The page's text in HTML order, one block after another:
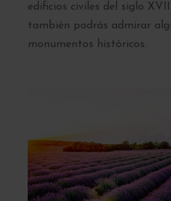
edificios civiles del siglo
también podrás admirar
monumentos históricos.